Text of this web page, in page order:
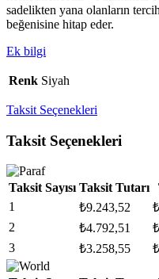
sadelikten yana olanların
beğenisine hitap eder.
Ek bilgi
Renk Siyah
Taksit Seçenekleri
Taksit Seçenekleri
Taksit Sayısı Taksit Tutarı
1
₺9.243,52 ₺
2
₺4.792,51 ₺
3
₺3.258,55 ₺